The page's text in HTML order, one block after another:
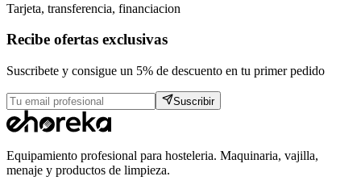
Tarjeta, transferencia, financiacion
Recibe ofertas exclusivas
Suscribete y consigue un 5% de descuento en tu primer pedido
Suscribir
Equipamiento profesional para hosteleria. Maquinaria, vajilla,
menaje y productos de limpieza.